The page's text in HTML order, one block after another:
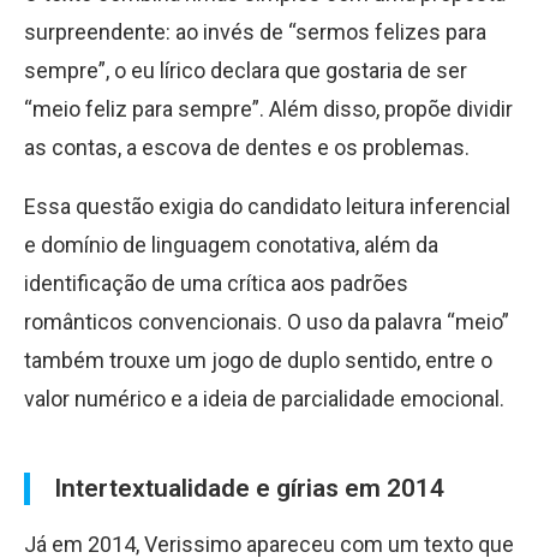
surpreendente: ao invés de “sermos felizes para
sempre”, o eu lírico declara que gostaria de ser
“meio feliz para sempre”. Além disso, propõe dividir
as contas, a escova de dentes e os problemas.
Essa questão exigia do candidato leitura inferencial
e domínio de linguagem conotativa, além da
identificação de uma crítica aos padrões
românticos convencionais. O uso da palavra “meio”
também trouxe um jogo de duplo sentido, entre o
valor numérico e a ideia de parcialidade emocional.
Intertextualidade e gírias em 2014
Já em 2014, Verissimo apareceu com um texto que